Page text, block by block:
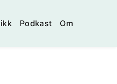
Podkast Om